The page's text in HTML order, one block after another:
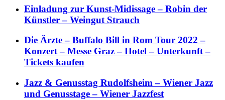
Einladung zur Kunst-Midissage – Robin der
Künstler – Weingut Strauch
Die Ärzte – Buffalo Bill in Rom Tour 2022 –
Konzert – Messe Graz – Hotel – Unterkunft –
Tickets kaufen
Jazz & Genusstag Rudolfsheim – Wiener Jazz
und Genusstage – Wiener Jazzfest